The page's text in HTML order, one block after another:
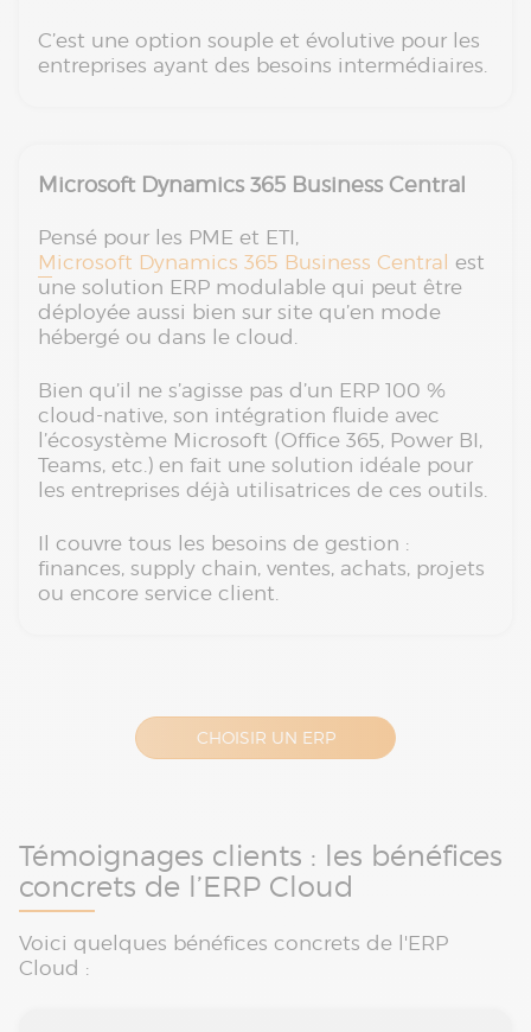
C’est une option souple et évolutive pour les
entreprises ayant des besoins intermédiaires.
Microsoft Dynamics 365 Business Central
Pensé pour les PME et ETI,
Microsoft Dynamics 365 Business Central est
une solution ERP modulable qui peut être
déployée aussi bien sur site qu’en mode
hébergé ou dans le cloud.
Bien qu’il ne s’agisse pas d’un ERP 100 %
cloud-native, son intégration fluide avec
l’écosystème Microsoft (Office 365, Power BI,
Teams, etc.) en fait une solution idéale pour
les entreprises déjà utilisatrices de ces outils.
Il couvre tous les besoins de gestion :
finances, supply chain, ventes, achats, projets
ou encore service client.
CHOISIR UN ERP
Témoignages clients : les bénéfices
concrets de l’ERP Cloud
Voici quelques bénéfices concrets de l'ERP
Cloud :